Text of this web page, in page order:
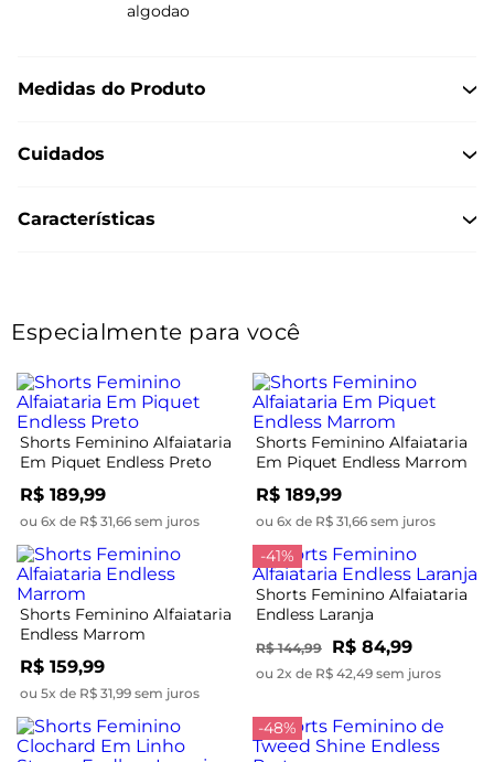
algodao
Medidas do Produto
Cuidados
Características
Especialmente para você
Shorts Feminino Alfaiataria
Em Piquet Endless Preto
R$ 189,99
ou 6x de R$ 31,66 sem juros
Shorts Feminino Alfaiataria
Em Piquet Endless Marrom
R$ 189,99
ou 6x de R$ 31,66 sem juros
Shorts Feminino Alfaiataria
Endless Marrom
R$ 159,99
ou 5x de R$ 31,99 sem juros
-41%
Shorts Feminino Alfaiataria
Endless Laranja
R$ 144,99 R$ 84,99
ou 2x de R$ 42,49 sem juros
-48%